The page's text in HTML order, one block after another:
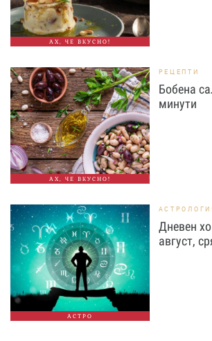
АХ, ЧЕ ВКУСНО!
АХ, ЧЕ ВКУСНО!
РЕЦЕПТИ
Бобена
минути
АСТРО
Дневен
август,